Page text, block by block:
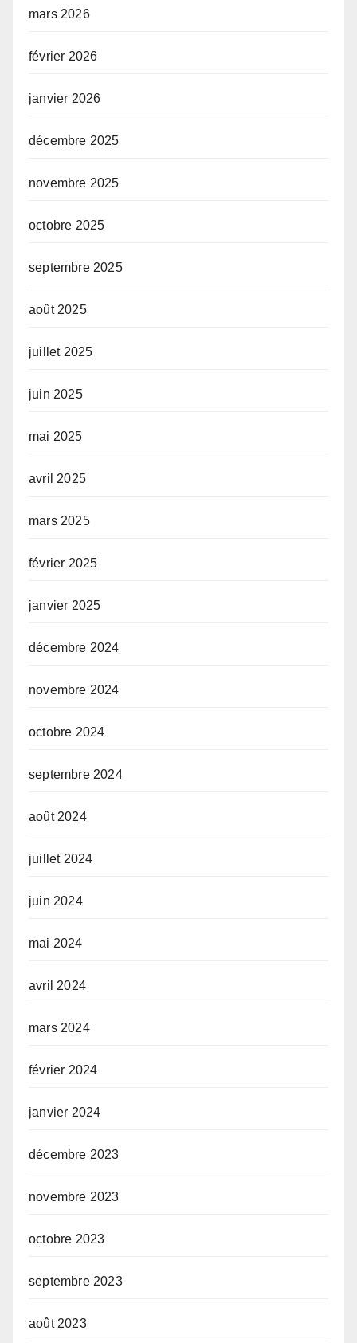
mars 2026
février 2026
janvier 2026
décembre 2025
novembre 2025
octobre 2025
septembre 2025
août 2025
juillet 2025
juin 2025
mai 2025
avril 2025
mars 2025
février 2025
janvier 2025
décembre 2024
novembre 2024
octobre 2024
septembre 2024
août 2024
juillet 2024
juin 2024
mai 2024
avril 2024
mars 2024
février 2024
janvier 2024
décembre 2023
novembre 2023
octobre 2023
septembre 2023
août 2023